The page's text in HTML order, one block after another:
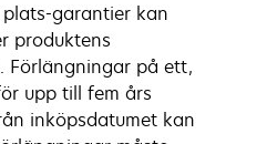
plats-garantier kan
produktens
Förlängningar på ett,
upp till fem års
inköpsdatumet kan